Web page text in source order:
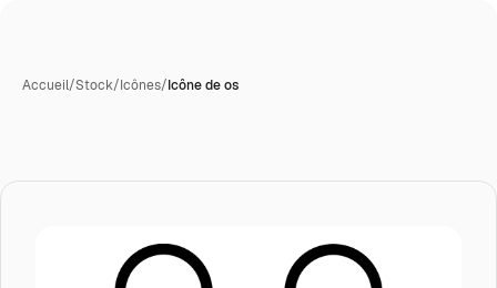
Accueil/Stock/Icônes/Icône de os